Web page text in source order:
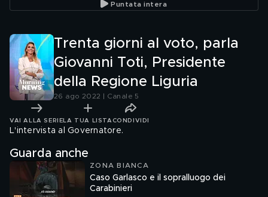
Liguria
Puntata intera
Trenta giorni al voto, parla
Giovanni Toti, Presidente
della Regione Liguria
26 ago 2022 | Canale 5
VAI ALLA SERIE LA TUA LISTA CONDIVIDI
L'intervista al Governatore.
Guarda anche
ZONA BIANCA
Caso Garlasco e il sopralluogo dei
Carabinieri